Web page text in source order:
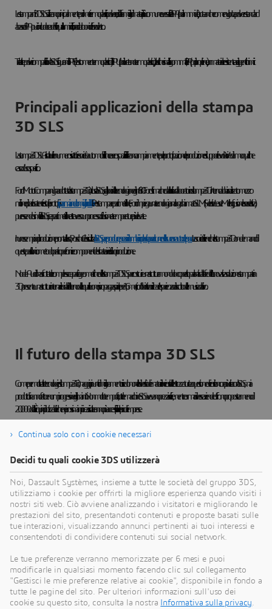
Le stampanti 3D SLS utilizzano principalmente polimeri termoplastici in polvere, di cui la famiglia di materiali più comune e versatile è la PA (poliammide), nota anche come nylon. La polvere standard
a base di PA può includere additivi quali alluminio, fibra di carbonio e fibra di vetro.
Tra le altre polveri compatibili con la SLS figurano il TPE (elastomero termoplastico) e il TPU (poliuretano termoplastico), plastiche simili alla gomma, e il PP (polipropilene), un materiale resistente agli agenti chimici.
Principali applicazioni della stampa
3D SLS
La stampa 3D SLA risulta utile in numerosi settori. Le società automobilistiche e aerospaziali la utilizzano ampiamente per la prototipazione e la produzione di supporti e involucri. Vediamo qualche
caso d'uso specifico.
Ford Motor Company ha adottato la stampa 3D, inclusa la SLS, agli albori della tecnologia negli anni '80. Ford stima che da allora il suo laboratorio di stampa 3D interno abbia realizzato mezzo
milione di parti usate nei test dei prototipi,risparmiando migliaia di dollari. Per stampare parti metalliche, Ford impiega una tecnologia analoga chiamata SLM (Selective Laser Melting, fusione laser selettiva):
pur essendo simile alla SLS, crea parti metalliche attraverso un processo di fusione a temperature più elevate.
In un esempio di produzione pronta all'uso, Porsche Classic utilizzala SLS per produrre pezzi di ricambio in plastica per alcune delle sue rare auto d'epoca.La società ritiene che la stampa 3D on-demand di
queste parti sia l'unico metodo pratico per fornire componenti destinate ai veicoli fuori produzione.
Node-Audio ha sfruttato le complesse capacità geometriche della stampa 3D SLS per costruire una struttura monoblocco per altoparlanti ad alta fedeltà. L'innovativa soluzione stampata in
3D presenta una struttura interna elicoidale all'interno della quale il suono si propaga a spirale per 1,6 metri, con l'obiettivo di ricreare l'esperienza di ascolto della musica dal vivo.
Il futuro della stampa 3D SLS
Come per molte altre tecnologie di stampa 3D, i maggiori punti di miglioramento risiedono nella diversità dei materiali e nei costi delle attrezzature. La questione dei costi è ancora più critica con la SLS, ma i
produttori hanno fatto enormi progressi negli ultimi anni. Non molto tempo fa, tutte le macchine SLS avevano prezzi a sei cifre, mentre ormai diverse aziende offrono proposte a meno di
20.000 dollari. È quindi ipotizzabile che nei prossimi anni i prezzi risulteranno più accessibili per le piccole imprese.
Intanto, i progettisti interessati a utilizzare la sinterizzazione laser selettiva per la modellazione 3D possono
Ricevi più preventivi per le tue parti in
pochi secondi
3DEXPERIENCE MAKE
Ottenete più preventivi per i vostri pezzi in pochi secondi
Continua solo con i cookie necessari
Decidi tu quali cookie 3DS utilizzerà
Noi, Dassault Systèmes, insieme a tutte le società del gruppo 3DS,
utilizziamo i cookie per offrirti la migliore esperienza quando visiti i
nostri siti web. Ciò avviene analizzando i visitatori e migliorando le
prestazioni del sito, presentandoti contenuti e proposte basati sulle
tue interazioni, visualizzando annunci pertinenti ai tuoi interessi e
consentendoti di condividere contenuti sui social network.
Le tue preferenze verranno memorizzate per 6 mesi e puoi
modificarle in qualsiasi momento facendo clic sul collegamento
"Gestisci le mie preferenze relative ai cookie", disponibile in fondo a
tutte le pagine del sito. Per ulteriori informazioni sull'uso dei
cookie su questo sito, consulta la nostra
Informativa sulla privacy.